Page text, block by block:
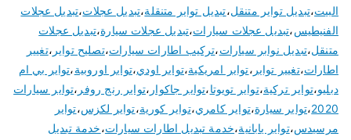
البيت،تبديل تواير متنقل،تبديل تواير متنقلة،تبديل عجلات،تبديل عجلات
الفنيطيس،تبديل عجلات سيارات،تبديل عجلات سيارة،تبديل عجلات
متنقل،تبديل نوابر سيارات،تركيب اطارات سيارات،تصليح تواير ،تغيير
اطارات،تغيير تواير ،تواير امريكية،تواير اودي،تواير اوروبية،تواير بي ام
دبليو،تواير تركية،تواير تويوتا،تواير جاكوار ،تواير رنج روفر ،تواير سيارات
2020،تواير سيارة،تواير كامري،تواير كورية،تواير لكزس،تواير
مرسيدس،تواير يابانية،خدمة تبديل اطارات سيارات،خدمة تبديل